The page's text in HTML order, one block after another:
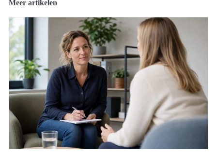
Meer artikelen